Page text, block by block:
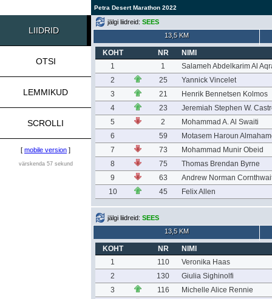
Petra Desert Marathon 2022
LIIDRID
OTSI
LEMMIKUD
SCROLLI
[ mobile version ]
värskenda 57 sekund
jälgi liidreid: SEES
13,5 KM
KOHT NR
NIMI
1
1
Salameh Abdelkarim Al
2
25
Yannick Vincelet
3
21
Henrik Bennetsen Kolmos
4
23
Jeremiah Stephen W.
5
2
Mohammad A. Al Swaiti
6
59
Motasem Haroun
7
73
Mohammad Munir Obeid
8
75
Thomas Brendan Byrne
9
63
Andrew Norman
10
45 Felix Allen
jälgi liidreid: SEES
13,5 KM
KOHT NR
NIMI
1
110
Veronika Haas
2
130
Giulia Sighinolfi
3
116
Michelle Alice Rennie